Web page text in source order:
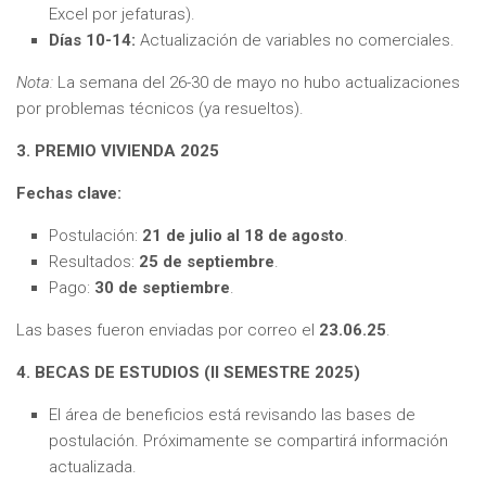
Excel por jefaturas).
Días 10-14: Actualización de variables no comerciales.
Nota: La semana del 26-30 de mayo no hubo actualizaciones
por problemas técnicos (ya resueltos).
3. PREMIO VIVIENDA 2025
Fechas clave:
Postulación: 21 de julio al 18 de agosto.
Resultados: 25 de septiembre.
Pago: 30 de septiembre.
Las bases fueron enviadas por correo el 23.06.25.
4. BECAS DE ESTUDIOS (II SEMESTRE 2025)
El área de beneficios está revisando las bases de
postulación. Próximamente se compartirá información
actualizada.